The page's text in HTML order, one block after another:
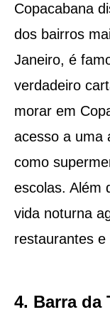
Copacabana
dos bairros
Janeiro, é
verdadeiro
morar em
acesso a uma
como
escolas. Além
vida noturna
restaurantes e
4. Barra da